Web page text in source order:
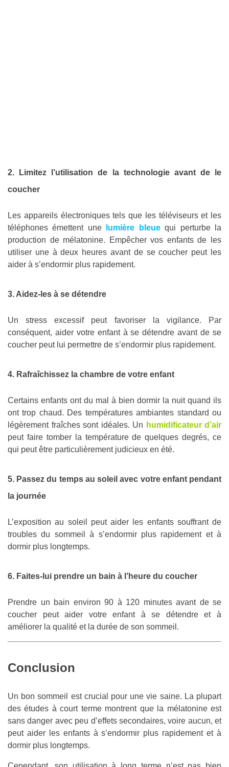
2. Limitez l’utilisation de la technologie avant de le
coucher
Les appareils électroniques tels que les téléviseurs et les
téléphones émettent une
lumière bleuequi perturbe la
production de mélatonine. Empêcher vos enfants de les
utiliser une à deux heures avant de se coucher peut les
aider à s’endormir plus rapidement.
3. Aidez-les à se détendre
Un stress excessif peut favoriser la vigilance. Par
conséquent, aider votre enfant à se détendre avant de se
coucher peut lui permettre de s’endormir plus rapidement.
4. Rafraîchissez la chambre de votre enfant
Certains enfants ont du mal à bien dormir la nuit quand ils
ont trop chaud. Des températures ambiantes standard ou
légèrement fraîches sont idéales. Un humidificateur d’air
peut faire tomber la température de quelques degrés, ce
qui peut être particulièrement judicieux en été.
5. Passez du temps au soleil avec votre enfant pendant
la journée
L’exposition au soleil peut aider les enfants souffrant de
troubles du sommeil à s’endormir plus rapidement et à
dormir plus longtemps.
6. Faites-lui prendre un bain à l’heure du coucher
Prendre un bain environ 90 à 120 minutes avant de se
coucher peut aider votre enfant à se détendre et à
améliorer la qualité et la durée de son sommeil.
Conclusion
Un bon sommeil est crucial pour une vie saine. La plupart
des études à court terme montrent que la mélatonine est
sans danger avec peu d’effets secondaires, voire aucun, et
peut aider les enfants à s’endormir plus rapidement et à
dormir plus longtemps.